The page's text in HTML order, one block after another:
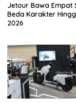
Jetour Bawa Empat
Beda Karakter
2026